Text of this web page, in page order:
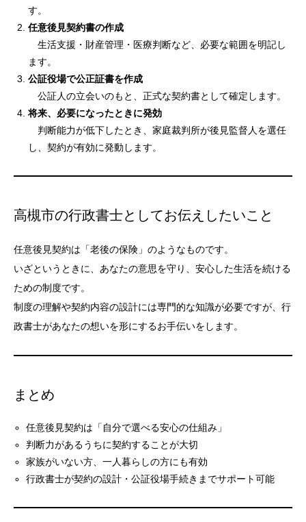
す。
任意後見契約書の作成
生活支援・財産管理・医療判断など、必要な範囲を明記し
ます。
公証役場で公正証書を作成
公証人の立会いのもと、正式な契約書として確定します。
将来、必要になったときに発効
判断能力が低下したとき、家庭裁判所が後見監督人を選任
し、契約が有効に発動します。
高槻市の行政書士としてお伝えしたいこと
任意後見契約は「老後の保険」のようなものです。
いざというときに、あなたの意思を守り、安心した生活を続ける
ための制度です。
制度の理解や契約内容の設計には専門的な知識が必要ですが、行
政書士があなたの想いを形にするお手伝いをします。
まとめ
任意後見契約は「自分で選べる安心の仕組み」
判断力があるうちに契約することが大切
家族がいない方、一人暮らしの方にも有効
行政書士が契約の設計・公証役場手続きまでサポート可能